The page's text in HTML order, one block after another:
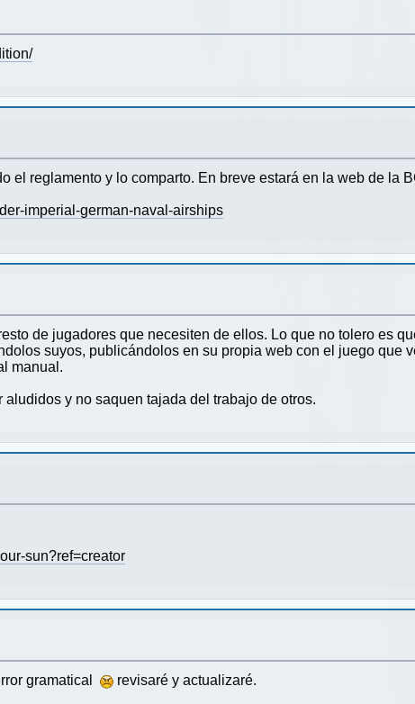
el reglamento y lo comparto. En breve estará en la web de la
imperial-german-naval-airships
de jugadores que necesiten de ellos. Lo que no tolero es
suyos, publicándolos en su propia web con el juego que
manual.
y no saquen tajada del trabajo de otros.
sun?ref=creator
gramatical revisaré y actualizaré.